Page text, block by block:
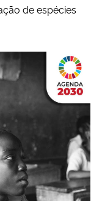
de espécies